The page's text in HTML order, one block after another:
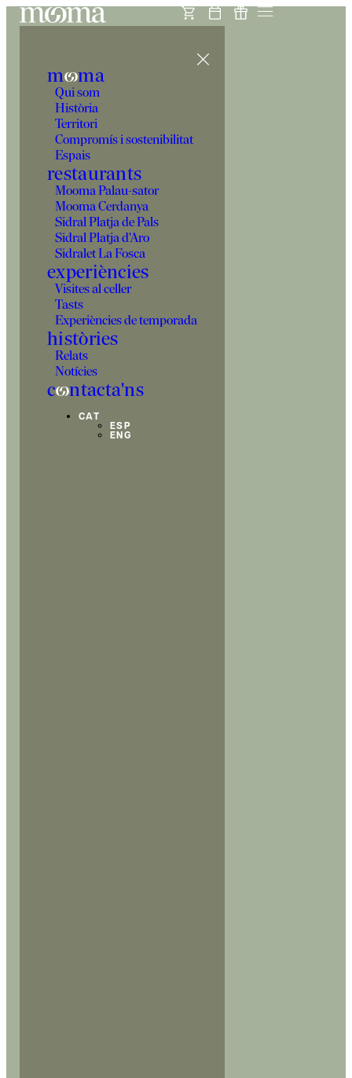
m oma
Qui som
Història
Territori
Compromís i sostenibilitat
Espais
restaurants
Mooma Palau-sator
Mooma Cerdanya
Sidral Platja de Pals
Sidral Platja d'Aro
Sidralet La Fosca
experiències
Visites al celler
Tasts
Experiències de temporada
històries
Relats
Notícies
c ontacta'ns
CAT
ESP
ENG